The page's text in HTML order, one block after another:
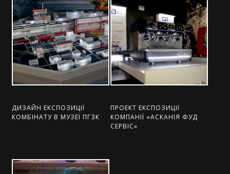
ДИЗАЙН ЕКСПОЗИЦІЇ
КОМБІНАТУ В МУЗЕЇ ПГЗК
ПРОЕКТ ЕКСПОЗИЦІЇ
КОМПАНІЇ «АСКАНІЯ ФУД
СЕРВІС»